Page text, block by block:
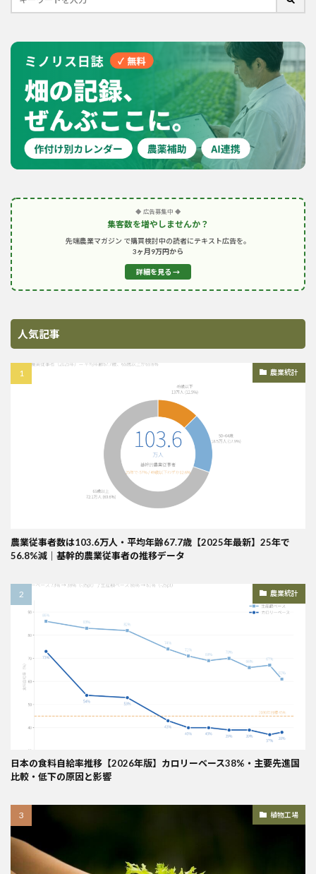
◆ 広告募集中 ◆
集客数を増やしませんか？
先端農業マガジン で購買検討中の読者にテキスト広告を。
3ヶ月9万円から
詳細を見る →
人気記事
農業統計
農業従事者数は103.6万人・平均年齢67.7歳【2025年最新】25年で
56.8%減｜基幹的農業従事者の推移データ
農業統計
日本の食料自給率推移【2026年版】カロリーベース38%・主要先進国
比較・低下の原因と影響
植物工場